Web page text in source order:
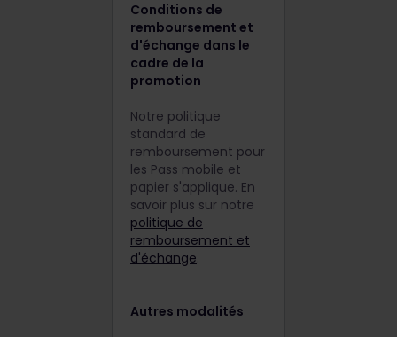
Conditions de
remboursement et
d'échange dans le
cadre de la
promotion
Notre politique
standard de
remboursement pour
les Pass mobile et
papier s'applique. En
savoir plus sur notre
politique de
remboursement et
d'échange.
Autres modalités